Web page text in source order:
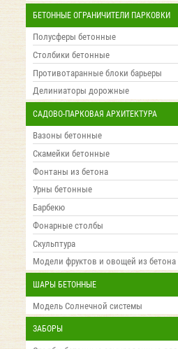
БЕТОННЫЕ ОГРАНИЧИТЕЛИ ПАРКОВКИ
Полусферы бетонные
Столбики бетонные
Противотаранные блоки барьеры
Делиниаторы дорожные
САДОВО-ПАРКОВАЯ АРХИТЕКТУРА
Вазоны бетонные
Скамейки бетонные
Фонтаны из бетона
Урны бетонные
Барбекю
Фонарные столбы
Скульптура
Модели фруктов и овощей из бетона
ШАРЫ БЕТОННЫЕ
Модель Солнечной системы
ЗАБОРЫ